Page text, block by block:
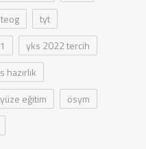
teog
tyt
yks 2022 tercih
hazırlık
eğitim
ösym